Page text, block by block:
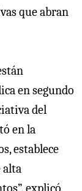
que abran
en segundo
del
en la
establece
alta
explicó